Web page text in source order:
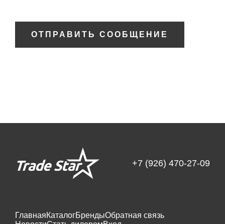
ОТПРАВИТЬ СООБЩЕНИЕ
+7 (926) 470-27-09
ГлавнаяКаталогБрендыОбратная связь